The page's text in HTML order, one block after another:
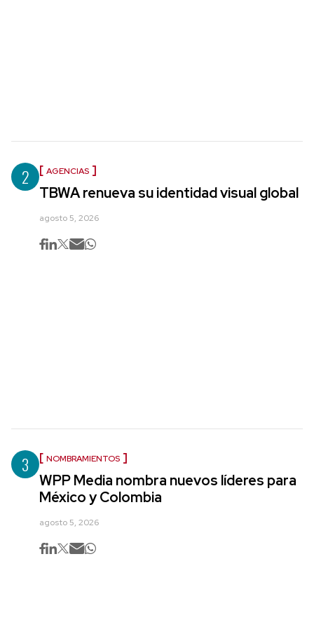
2 AGENCIAS
TBWA renueva su identidad visual global
agosto 5, 2026
3 NOMBRAMIENTOS
WPP Media nombra nuevos líderes para
México y Colombia
agosto 5, 2026